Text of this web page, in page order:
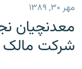
اصلی
رفتن
صفحه
انتخاب کنید و
پادکست
مهر ۳۰, ۱۳۸۹
معدنچیان
شرکت